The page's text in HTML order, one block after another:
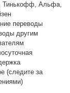
Тинькофф, Альфа,
переводы
другим
(следите за